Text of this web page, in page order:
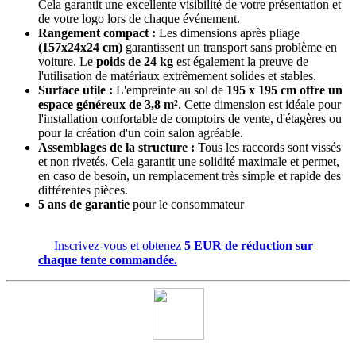
Cela garantit une excellente visibilité de votre présentation et
de votre logo lors de chaque événement.
Rangement compact : Les dimensions après pliage
(157x24x24 cm) garantissent un transport sans problème en
voiture. Le poids de 24 kg est également la preuve de
l'utilisation de matériaux extrêmement solides et stables.
Surface utile : L'empreinte au sol de 195 x 195 cm offre un
espace généreux de 3,8 m². Cette dimension est idéale pour
l'installation confortable de comptoirs de vente, d'étagères ou
pour la création d'un coin salon agréable.
Assemblages de la structure : Tous les raccords sont vissés
et non rivetés. Cela garantit une solidité maximale et permet,
en caso de besoin, un remplacement très simple et rapide des
différentes pièces.
5 ans de garantie pour le consommateur
Inscrivez-vous et obtenez 5 EUR de réduction sur
chaque tente commandée.